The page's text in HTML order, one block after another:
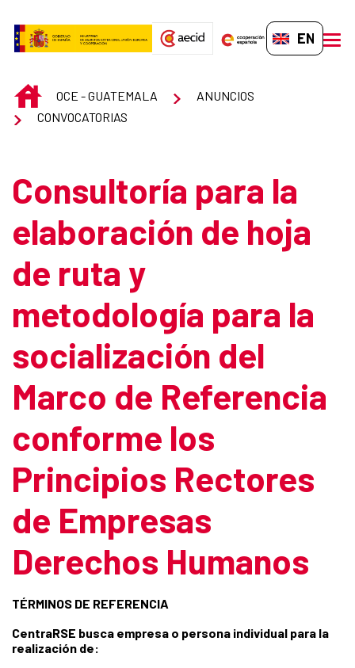
EN-GB
INICIOOCE - GUATEMALA
ANUNCIOS
CONVOCATORIAS
Consultoría para la
elaboración de hoja
de ruta y
metodología para la
socialización del
Marco de Referencia
conforme los
Principios Rectores
de Empresas
Derechos Humanos
TÉRMINOS DE REFERENCIA
CentraRSE busca empresa o persona individual para la
realización de: